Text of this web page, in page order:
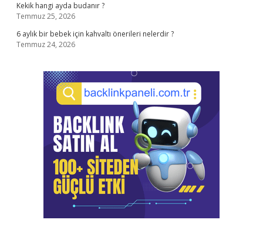
Kekik hangi ayda budanır ?
Temmuz 25, 2026
6 aylık bir bebek için kahvaltı önerileri nelerdir ?
Temmuz 24, 2026